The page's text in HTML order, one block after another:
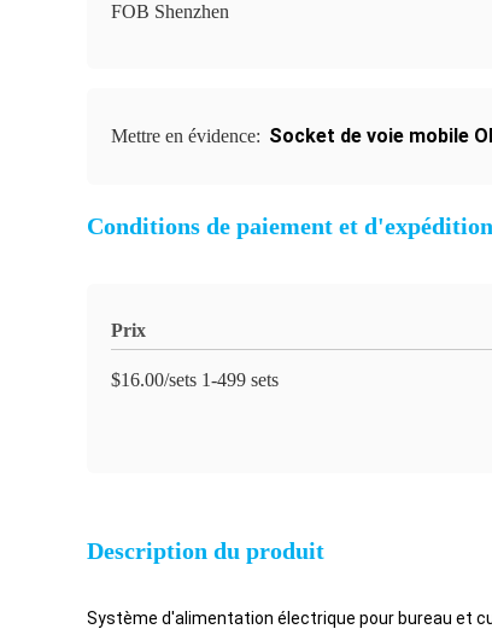
FOB Shenzhen
Mettre en évidence: Socket de voie mobile
Conditions de paiement et d'expédition
Prix
$16.00/sets 1-499 sets
Description du produit
Système d'alimentation électrique pour bureau et